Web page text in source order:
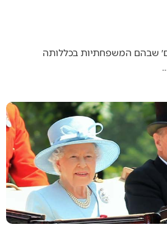
שבהם המשפחתיות בכללותה